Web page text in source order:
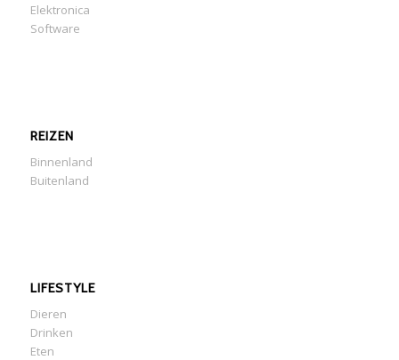
Elektronica
Software
REIZEN
Binnenland
Buitenland
LIFESTYLE
Dieren
Drinken
Eten